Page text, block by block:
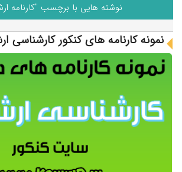
نوشته هایی با برچسب "کارنامه ارشد
نمونه کارنامه های کنکور کارشناسی